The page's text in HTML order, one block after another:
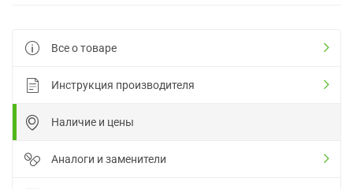
Все о товаре
Инструкция производителя
Наличие и цены
Аналоги и заменители